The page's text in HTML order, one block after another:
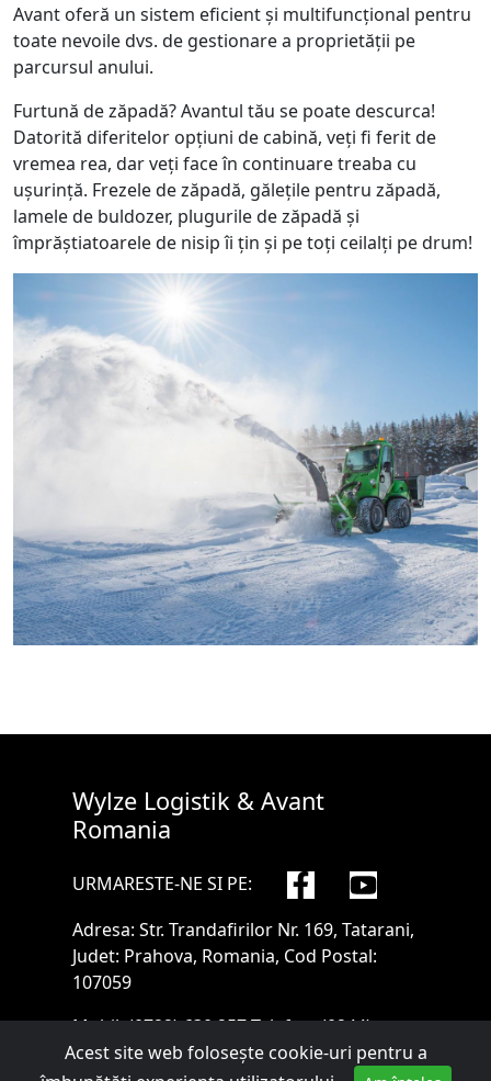
Avant oferă un sistem eficient și multifuncțional pentru
toate nevoile dvs. de gestionare a proprietății pe
parcursul anului.
Furtună de zăpadă? Avantul tău se poate descurca!
Datorită diferitelor opțiuni de cabină, veți fi ferit de
vremea rea, dar veți face în continuare treaba cu
ușurință. Frezele de zăpadă, gălețile pentru zăpadă,
lamele de buldozer, plugurile de zăpadă și
împrăștiatoarele de nisip îi țin și pe toți ceilalți pe drum!
Acest site web folosește cookie-uri pentru a
Wylze Logistik & Avant
Romania
URMARESTE-NE SI PE:
Adresa: Str. Trandafirilor Nr. 169, Tatarani,
Judet: Prahova, Romania, Cod Postal:
107059
Mobil:(0722) 630.257Telefon:(0244)
592.885Email:sales@wylze.ro